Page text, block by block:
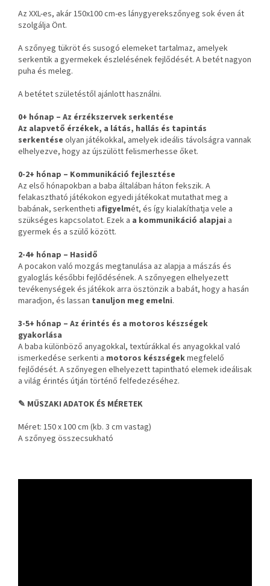
Az XXL-es, akár 150x100 cm-es lánygyerekszőnyeg sok éven át
szolgálja Önt.
A szőnyeg tükröt és susogó elemeket tartalmaz, amelyek
serkentik a gyermekek észlelésének fejlődését. A betét nagyon
puha és meleg.
A betétet születéstől ajánlott használni.
0+ hónap – Az érzékszervek serkentése
Az alapvető érzékek, a látás, hallás és tapintás
serkentése olyan játékokkal, amelyek ideális távolságra vannak
elhelyezve, hogy az újszülött felismerhesse őket.
0-2+ hónap – Kommunikáció fejlesztése
Az első hónapokban a baba általában háton fekszik. A
felakasztható játékokon egyedi játékokat mutathat meg a
babának, serkentheti afigyelmét, és így kialakíthatja vele a
szükséges kapcsolatot. Ezek a a kommunikáció alapjai a
gyermek és a szülő között.
2-4+ hónap – Hasidő
A pocakon való mozgás megtanulása az alapja a mászás és
gyaloglás későbbi fejlődésének. A szőnyegen elhelyezett
tevékenységek és játékok arra ösztönzik a babát, hogy a hasán
maradjon, és lassan tanuljon meg emelni.
3-5+ hónap – Az érintés és a motoros készségek
gyakorlása
A baba különböző anyagokkal, textúrákkal és anyagokkal való
ismerkedése serkenti a motoros készségekmegfelelő
fejlődését. A szőnyegen elhelyezett tapintható elemek ideálisak
a világ érintés útján történő felfedezéséhez.
✎ MŰSZAKI ADATOK ÉS MÉRETEK
Méret: 150 x 100 cm (kb. 3 cm vastag)
A szőnyeg összecsukható